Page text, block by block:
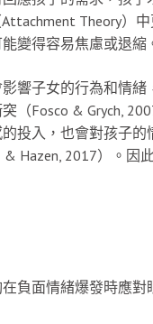
Theory）
變得容易焦慮或退縮
響子女的行為和情
（Fosco & Grych,
投入，也會對孩子
& Hazen, 2017）。
負面情緒爆發時應對